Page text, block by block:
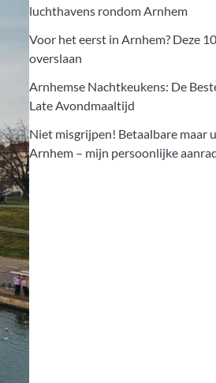
luchthavens rondom Arnhem
Voor het eerst in Arnhem? Deze
overslaan
Arnhemse Nachtkeukens: De
Late Avondmaaltijd
Niet misgrijpen! Betaalbare maar
Arnhem – mijn persoonlijke